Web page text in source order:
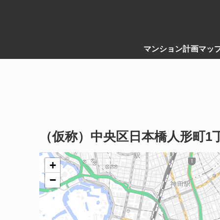
マンション計画マッ
（仮称）中央区日本橋人形町1
+
−